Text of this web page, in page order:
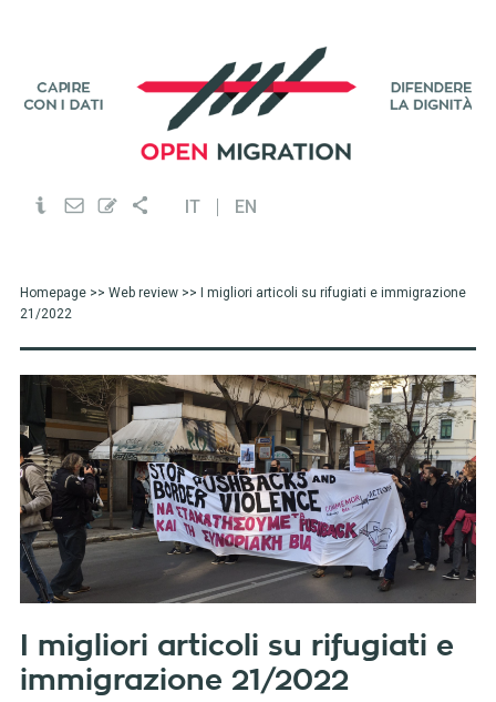
IT EN
Homepage>> Web review>> I migliori articoli su rifugiati e immigrazione
21/2022
I migliori articoli su rifugiati e
immigrazione 21/2022